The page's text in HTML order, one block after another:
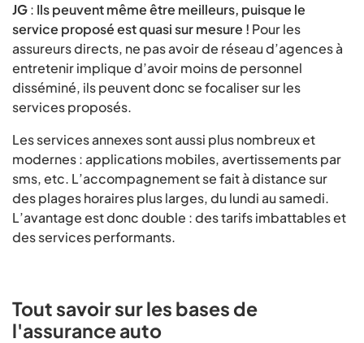
JG: Ils peuvent même être meilleurs, puisque le
service proposé est quasi sur mesure ! Pour les
assureurs directs, ne pas avoir de réseau d’agences à
entretenir implique d’avoir moins de personnel
disséminé, ils peuvent donc se focaliser sur les
services proposés.
Les services annexes sont aussi plus nombreux et
modernes : applications mobiles, avertissements par
sms, etc. L’accompagnement se fait à distance sur
des plages horaires plus larges, du lundi au samedi.
L’avantage est donc double : des tarifs imbattables et
des services performants.
Tout savoir sur les bases de
l'assurance auto